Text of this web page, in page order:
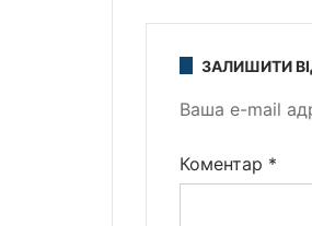
ЗАЛИШИТИ
Ваша e-mail
Коментар *